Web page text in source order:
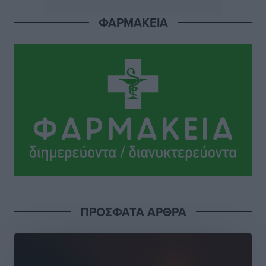
Πού κινούνται οι κρατήσεις last minute σε Ελλάδα
Ειδήσεις• πριν 7 ώρες
Οδηγός στη Ρόδο τράκαρε σταθμευμένο αυτοκίνητο,
παρέσυρε 72χρονο και διέφυγε
πριν 7 ώρες
Το νέο Ειδικό Χωροταξικό για τον Τουρισμό
ξανασχεδιάζει τον επενδυτικό χάρτη της Ρόδου
Υγείας πρέπει να φτάνει σε κάθε γωνιά – Ενισχύουμε
ΦΑΡΜΑΚΕΙΑ
ΠΡΟΣΦΑΤΑ ΑΡΘΡΑ